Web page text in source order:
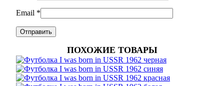
Email *
ПОХОЖИЕ ТОВАРЫ